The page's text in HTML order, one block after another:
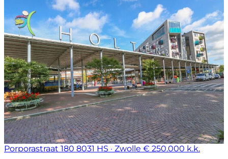
Porporastraat 180 8031 HS · Zwolle € 250.000 k.k.